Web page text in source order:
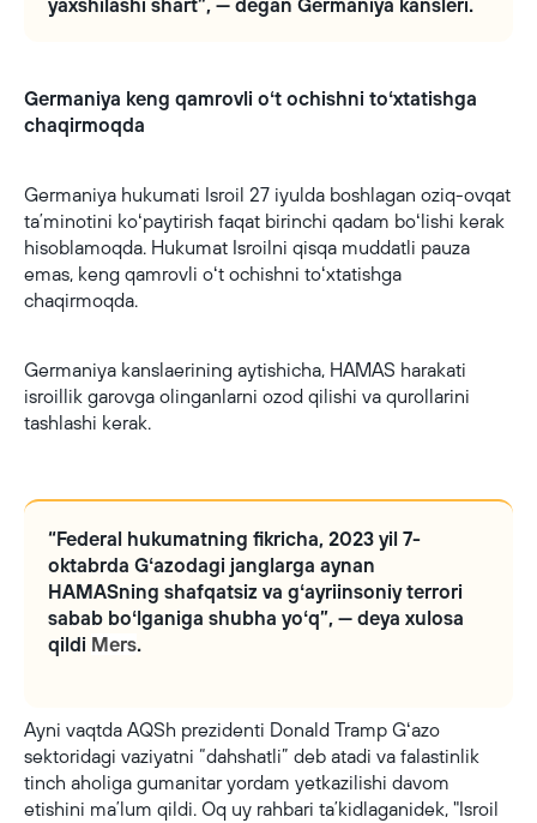
yaxshilashi shart”, — degan Germaniya kansleri.
Germaniya keng qamrovli oʻt ochishni toʻxtatishga
chaqirmoqda
Germaniya hukumati Isroil 27 iyulda boshlagan oziq-ovqat
taʼminotini koʻpaytirish faqat birinchi qadam boʻlishi kerak
hisoblamoqda. Hukumat Isroilni qisqa muddatli pauza
emas, keng qamrovli oʻt ochishni toʻxtatishga
chaqirmoqda.
Germaniya kanslaerining aytishicha, HAMAS harakati
isroillik garovga olinganlarni ozod qilishi va qurollarini
tashlashi kerak.
“Federal hukumatning fikricha, 2023 yil 7-
oktabrda Gʻazodagi janglarga aynan
HAMASning shafqatsiz va gʻayriinsoniy terrori
sabab boʻlganiga shubha yoʻq”, — deya xulosa
qildi Mers.
Ayni vaqtda AQSh prezidenti Donald Tramp Gʻazo
sektoridagi vaziyatni “dahshatli” deb atadi va falastinlik
tinch aholiga gumanitar yordam yetkazilishi davom
etishini maʼlum qildi. Oq uy rahbari taʼkidlaganidek, "Isroil